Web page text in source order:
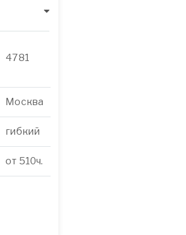
4781
Москва
гибкий
от 510ч.